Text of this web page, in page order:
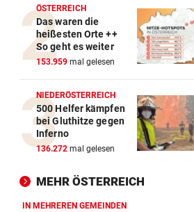
WOHIN MIT GRILLRESTLN vor
Diese Kühlschrank-Fehler
schlagen auf den Magen
Europaweit gesuchter
Österreicher (29) gefasst
VOM WINDE VERWEHT vor
Geldtransporter verliert
belebter Straße
DISKUTIEREN SIE MIT!
ÖSTERREICH
Das waren die
heißesten Orte ++
So geht es weiter
153.959 mal gelesen
NIEDERÖSTERREICH
500 Helfer kämpfen
bei Gluthitze gegen
Inferno
136.272 mal gelesen
MEHR ÖSTERREICH
IN MEHREREN GEMEINDEN